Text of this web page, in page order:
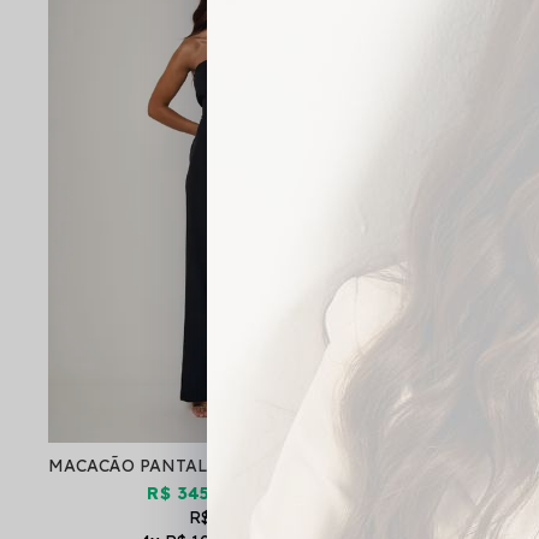
R$ 345,01
R$ 405,90